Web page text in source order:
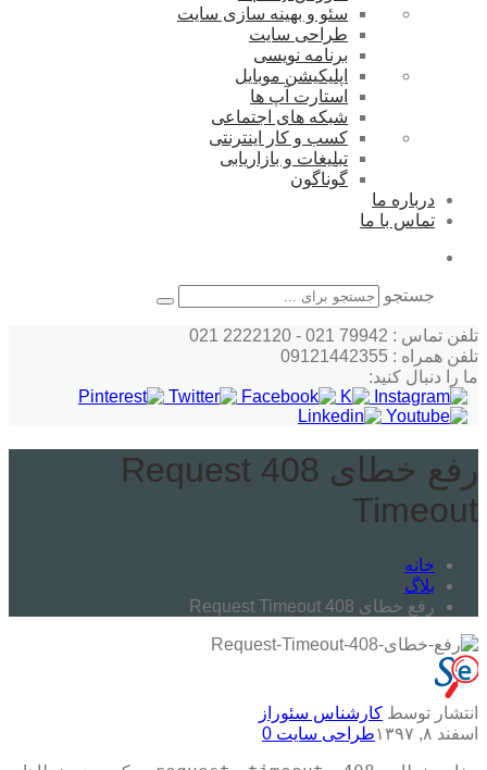
سئو و بهینه سازی سایت
طراحی سایت
برنامه نویسی
اپلیکیشن موبایل
استارت آپ ها
شبکه های اجتماعی
کسب و کار اینترنتی
تبلیغات و بازاریابی
گوناگون
درباره ما
تماس با ما
جستجو
تلفن تماس : 79942 021 - 2222120 021
تلفن همراه : 09121442355
ما را دنبال کنید:
رفع خطای 408 Request
Timeout
خانه
بلاگ
رفع خطای 408 Request Timeout
انتشار توسط کارشناس سئوراز
اسفند ۸, ۱۳۹۷
طراحی سایت